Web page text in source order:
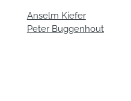
Anselm Kiefer
Peter Buggenhout